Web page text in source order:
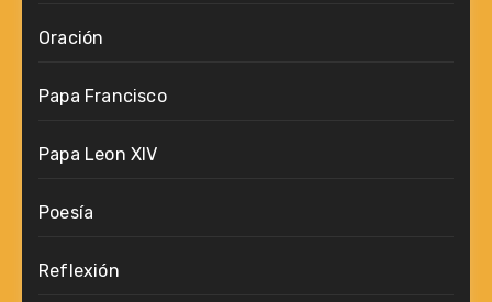
Oración
Papa Francisco
Papa Leon XIV
Poesía
Reflexión